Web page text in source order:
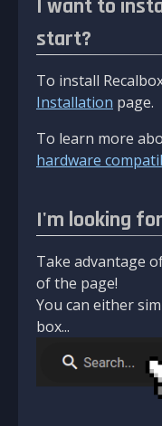
I want to
start?
To install
Installation page.
To learn more
hardware
I'm looking
Take advantage
of the page!
You can either
box...